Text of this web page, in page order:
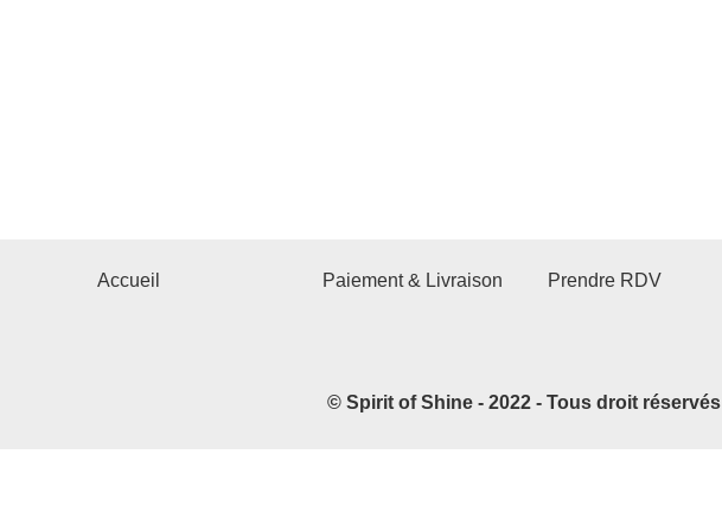
Accueil Paiement & Livraison Prendre RDV
© Spirit of Shine - 2022 - Tous droit réservés